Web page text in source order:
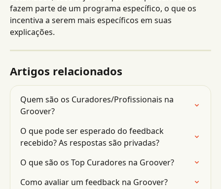
fazem parte de um programa específico, o que os
incentiva a serem mais específicos em suas
explicações.
Artigos relacionados
Quem são os Curadores/Profissionais na
Groover?
O que pode ser esperado do feedback
recebido? As respostas são privadas?
O que são os Top Curadores na Groover?
Como avaliar um feedback na Groover?